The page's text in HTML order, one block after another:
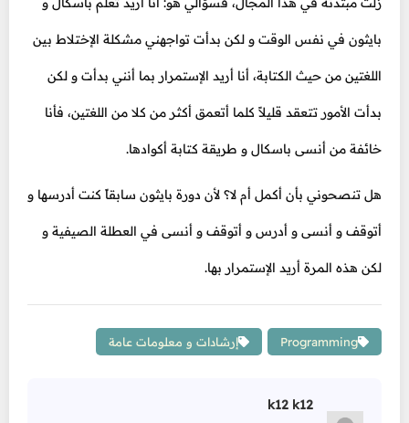
بايثون في نفس الوقت و لكن بدأت تواجهني مشكلة الإختلاط بين
اللغتين من حيث الكتابة، أنا أريد الإستمرار بما أنني بدأت و لكن
بدأت الأمور تتعقد قليلاً كلما أتعمق أكثر من كلا من اللغتين، فأنا
خائفة من أنسى باسكال و طريقة كتابة أكوادها.
هل تنصحوني بأن أكمل أم لا؟ لأن دورة بايثون سابقاً كنت أدرسها و
أتوقف و أنسى و أدرس و أتوقف و أنسى في العطلة الصيفية و
لكن هذه المرة أريد الإستمرار بها.
Programming إرشادات و معلومات عامة
k12 k12